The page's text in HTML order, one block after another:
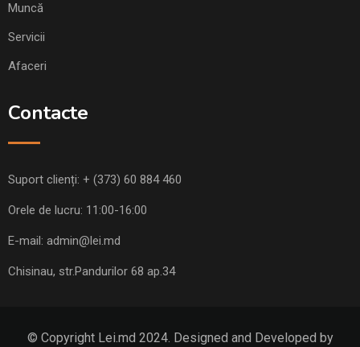
Muncă
Servicii
Afaceri
Contacte
Suport clienți: + (373) 60 884 460
Orele de lucru: 11:00-16:00
E-mail: admin@lei.md
Chisinau, str.Pandurilor 68 ap.34
© Copyright Lei.md 2024. Designed and Developed by